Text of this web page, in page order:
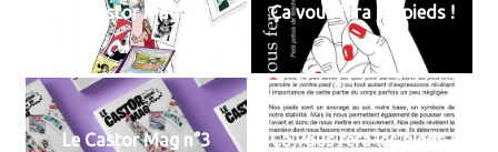
Le Castor Mag n°3 Ça vous fera les pieds !
Le Castor Mag n°3 Ça vous fera les pieds !